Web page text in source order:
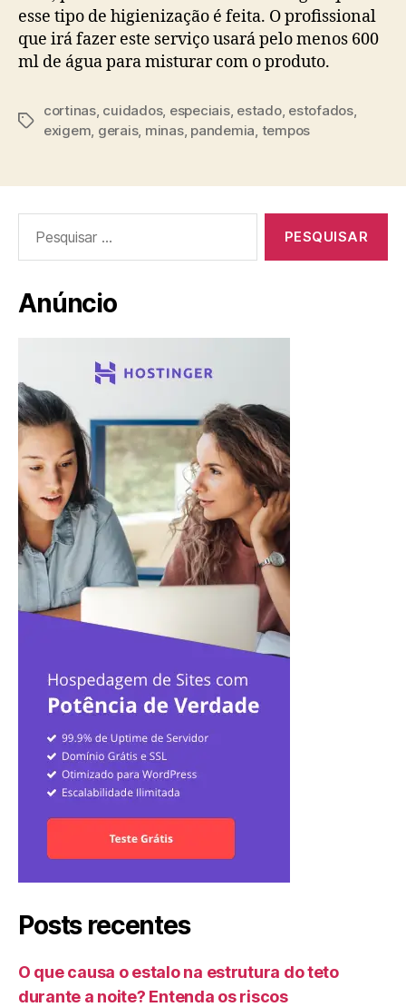
esse tipo de higienização é feita. O profissional
que irá fazer este serviço usará pelo menos 600
ml de água para misturar com o produto.
Tags
cortinas, cuidados, especiais, estado, estofados,
exigem gerais, minas, pandemia tempos
por:
Anúncio
Posts recentes
O que causa o estalo na estrutura do teto
durante a noite? Entenda os riscos